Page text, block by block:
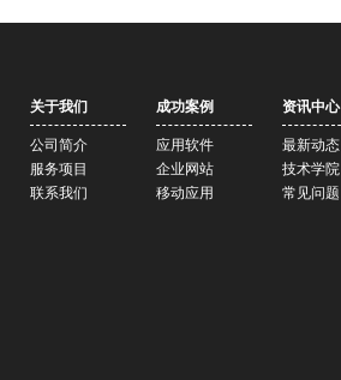
关于我们
公司简介
服务项目
联系我们
成功案例
应用软件
企业网站
移动应用
资讯中心
最新动态
技术学院
常见问题